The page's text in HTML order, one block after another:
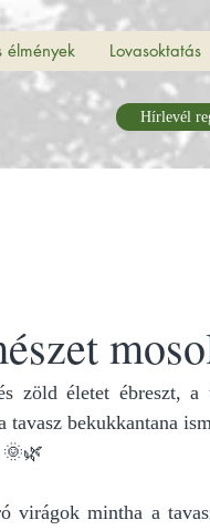
élmények Lovasoktatás
Hírlevél
zöld életet ébreszt, a
bekukkantana
🌞🌿
virágok mintha a